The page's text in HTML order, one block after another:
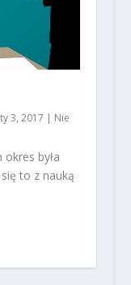
3, 2017 | Nie
była
to z nauką